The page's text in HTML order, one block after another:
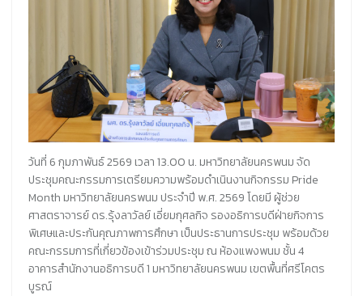
วันที่ 6 กุมภาพันธ์ 2569 เวลา 13.00 น. มหาวิทยาลัยนครพนม จัด
ประชุมคณะกรรมการเตรียมความพร้อมดำเนินงานกิจกรรม Pride
Month มหาวิทยาลัยนครพนม ประจำปี พ.ศ. 2569 โดยมี ผู้ช่วย
ศาสตราจารย์ ดร.รุ้งลาวัลย์ เอี่ยมกุศลกิจ รองอธิการบดีฝ่ายกิจการ
พิเศษและประกันคุณภาพการศึกษา เป็นประธานการประชุม พร้อมด้วย
คณะกรรมการที่เกี่ยวข้องเข้าร่วมประชุม ณ ห้องแพงพนม ชั้น 4
อาคารสำนักงานอธิการบดี 1 มหาวิทยาลัยนครพนม เขตพื้นที่ศรีโคตร
บูรณ์